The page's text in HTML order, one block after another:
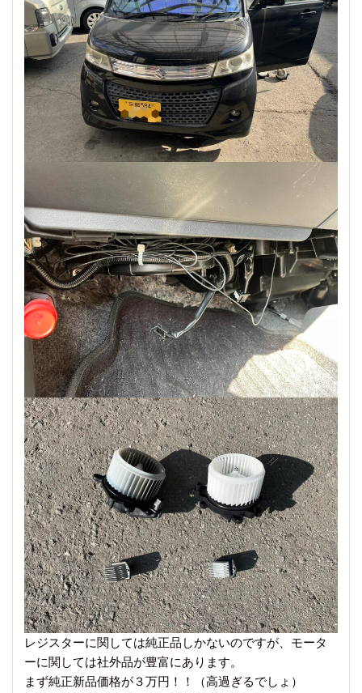
レジスターに関しては純正品しかないのですが、モータ
ーに関しては社外品が豊富にあります。
まず純正新品価格が３万円！！（高過ぎるでしょ）